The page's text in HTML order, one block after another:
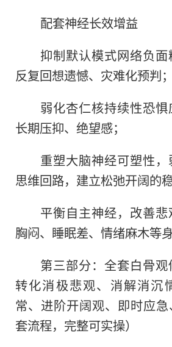
配套神经长效增益
抑制默认模式网络负
反复回想遗憾、灾难化预判；
弱化杏仁核持续性恐
长期压抑、绝望感；
重塑大脑神经可塑性
思维回路，建立松弛开阔的
平衡自主神经，改善悲
胸闷、睡眠差、情绪麻木等
第三部分：全套白骨
转化消极悲观、消解消沉
常、进阶开阔观、即时应
套流程，完整可实操）